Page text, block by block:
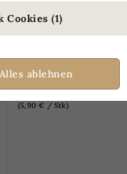
Cookies (1)
Alles ablehnen
Tasse
Ab5,90 €
(5,90 € / Stk)